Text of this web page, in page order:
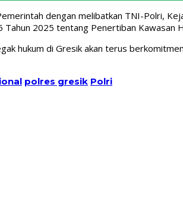
dengan melibatkan TNI-Polri,
2025 tentang Penertiban Kawasan
hukum di Gresik akan terus
polres gresik Polri